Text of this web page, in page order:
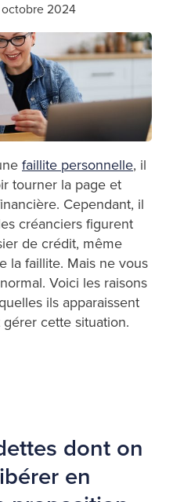
2024
faillite personnelle, il
tourner la page et
Cependant, il
créanciers figurent
de crédit, même
la faillite. Mais ne vous
Voici les raisons
ils apparaissent
cette situation.
dont on
en